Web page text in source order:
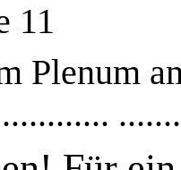
11
Plenum